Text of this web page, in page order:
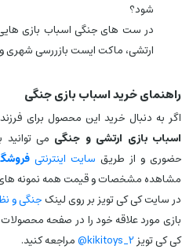
شود؟
در ست های جنگی اسباب بازی
ارتشی، ماکت ایست بازررسی شهری و
راهنمای خرید اسباب بازی جنگی
اگر به دنبال خرید این محصول برای
اسباب بازی ارتشی و جنگی می
حضوری و از طریق سایت اینترنتی
مشاهده مشخصات و قیمت همه نمونه
در سایت کی کی تویز بر روی لینکجنگی و
بازی مورد علاقه خود را در صفحه
کی کی تویزkikitoys_2@ مراجعه کنید.